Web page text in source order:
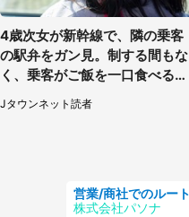
4歳次女が新幹線で、隣の乗客
の駅弁をガン見。制する間もな
く、乗客がご飯を一口食べると
（茨城県・50代女性）
Jタウンネット読者
株式会社パソナ